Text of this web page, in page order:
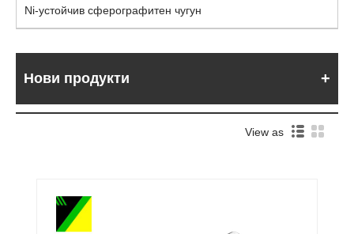
Ni-устойчив сферографитен чугун
Нови продукти
View as